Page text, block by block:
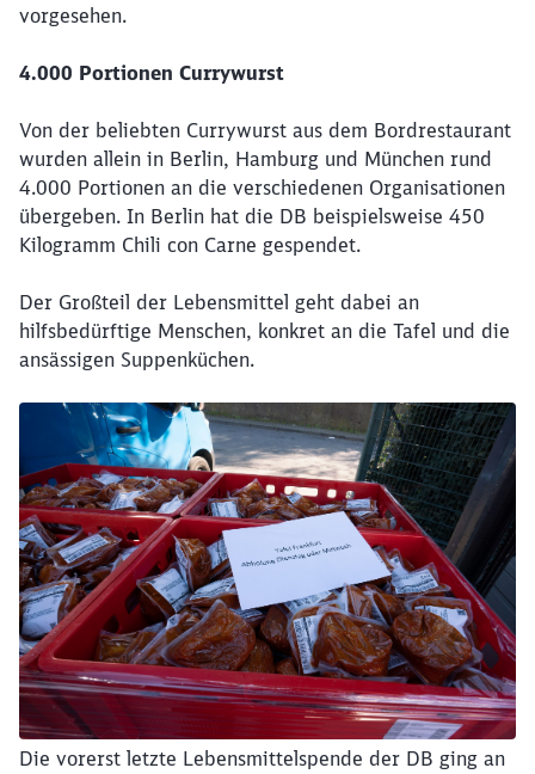
vorgesehen.
4.000 Portionen Currywurst
Von der beliebten Currywurst aus dem Bordrestaurant
wurden allein in Berlin, Hamburg und München rund
4.000 Portionen an die verschiedenen Organisationen
übergeben. In Berlin hat die DB beispielsweise 450
Kilogramm Chili con Carne gespendet.
Der Großteil der Lebensmittel geht dabei an
hilfsbedürftige Menschen, konkret an die Tafel und die
ansässigen Suppenküchen.
Die vorerst letzte Lebensmittelspende der DB ging an